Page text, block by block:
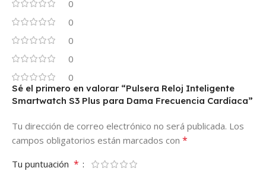
0
0
0
0
0
Sé el primero en valorar “Pulsera Reloj Inteligente
Smartwatch S3 Plus para Dama Frecuencia Cardíaca”
Tu dirección de correo electrónico no será publicada. Los
campos obligatorios están marcados con *
Tu puntuación *